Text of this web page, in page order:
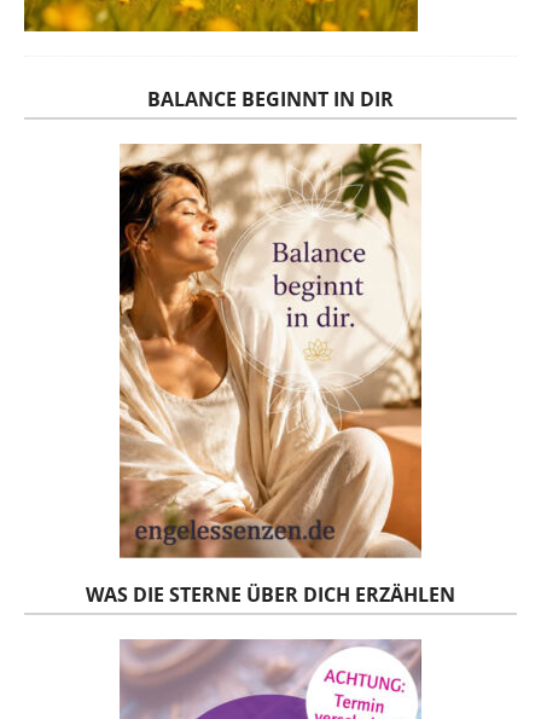
BALANCE BEGINNT IN DIR
WAS DIE STERNE ÜBER DICH ERZÄHLEN